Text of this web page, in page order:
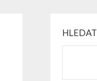
HLEDAT